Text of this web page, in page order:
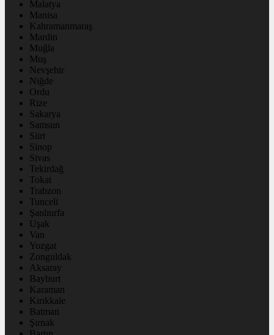
Malatya
Manisa
Kahramanmaraş
Mardin
Muğla
Muş
Nevşehir
Niğde
Ordu
Rize
Sakarya
Samsun
Siirt
Sinop
Sivas
Tekirdağ
Tokat
Trabzon
Tunceli
Şanlıurfa
Uşak
Van
Yozgat
Zonguldak
Aksaray
Bayburt
Karaman
Kırıkkale
Batman
Şırnak